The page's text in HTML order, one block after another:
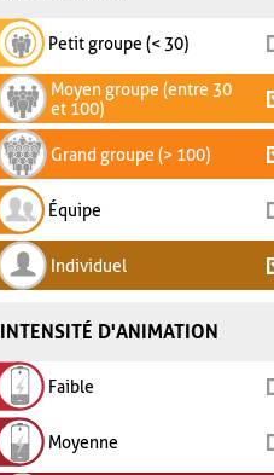
Petit groupe (< 30)
Moyen groupe (entre 30
et 100)
Grand groupe (> 100)
Équipe
Individuel
INTENSITÉ D'ANIMATION
Faible
Moyenne